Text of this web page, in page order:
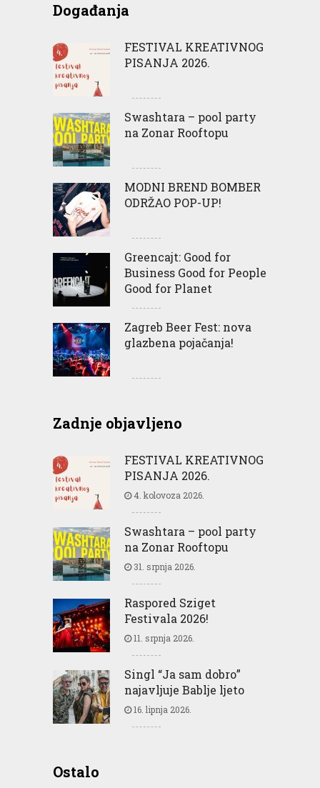
Događanja
FESTIVAL KREATIVNOG
PISANJA 2026.
Swashtara – pool party
na Zonar Rooftopu
MODNI BREND BOMBER
ODRŽAO POP-UP!
Greencajt: Good for
Business Good for People
Good for Planet
Zagreb Beer Fest: nova
glazbena pojačanja!
Zadnje objavljeno
FESTIVAL KREATIVNOG
PISANJA 2026.
4. kolovoza 2026.
Swashtara – pool party
na Zonar Rooftopu
31. srpnja 2026.
Raspored Sziget
Festivala 2026!
11. srpnja 2026.
Singl “Ja sam dobro”
najavljuje Bablje ljeto
16. lipnja 2026.
OstaloBusiness Good for People